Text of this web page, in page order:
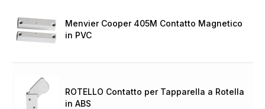
Menvier Cooper 405M Contatto Magnetico
in PVC
ROTELLO Contatto per Tapparella a Rotella
in ABS